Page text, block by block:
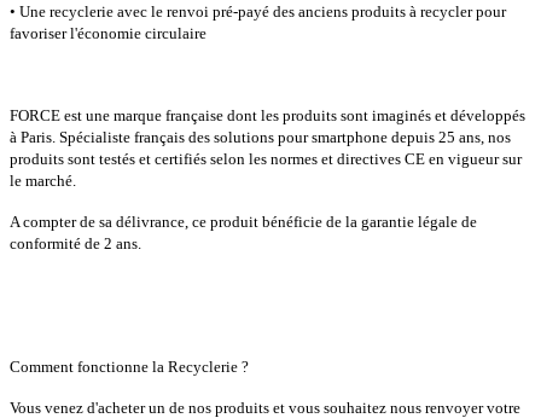
• Une recyclerie avec le renvoi pré-payé des anciens produits à recycler pour
favoriser l'économie circulaire
FORCE est une marque française dont les produits sont imaginés et développés
à Paris. Spécialiste français des solutions pour smartphone depuis 25 ans, nos
produits sont testés et certifiés selon les normes et directives CE en vigueur sur
le marché.
A compter de sa délivrance, ce produit bénéficie de la garantie légale de
conformité de 2 ans.
Comment fonctionne la Recyclerie ?
Vous venez d'acheter un de nos produits et vous souhaitez nous renvoyer votre